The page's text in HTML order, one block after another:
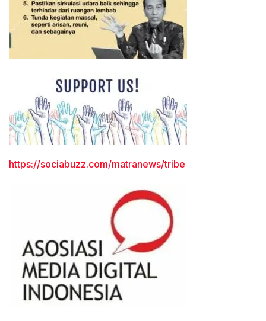
https://sociabuzz.com/matranews/tribe